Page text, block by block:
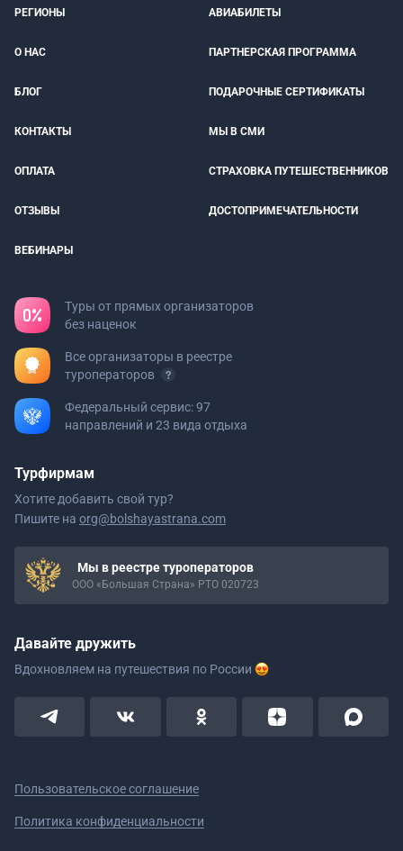
РЕГИОНЫ АВИАБИЛЕТЫ
О НАС ПАРТНЕРСКАЯ ПРОГРАММА
БЛОГ ПОДАРОЧНЫЕ СЕРТИФИКАТЫ
КОНТАКТЫ МЫ В СМИ
ОПЛАТА СТРАХОВКА ПУТЕШЕСТВЕННИКОВ
ОТЗЫВЫ ДОСТОПРИМЕЧАТЕЛЬНОСТИ
ВЕБИНАРЫ
Туры от прямых организаторов
без наценок
Все организаторы в реестре
туроператоров
Федеральный сервис: 97
направлений и 23 вида отдыха
Турфирмам
Хотите добавить свой тур?
Пишите на org@bolshayastrana.com
Мы в реестре туроператоров
ООО «Большая Страна» РТО 020723
Давайте дружить
Вдохновляем на путешествия по России
Пользовательское соглашение
Политика конфиденциальности